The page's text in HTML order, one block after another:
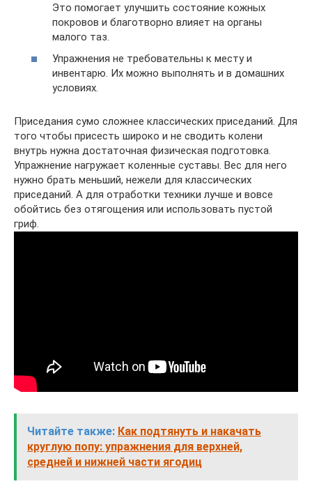
Это помогает улучшить состояние кожных
покровов и благотворно влияет на органы
малого таз.
Упражнения не требовательны к месту и
инвентарю. Их можно выполнять и в домашних
условиях.
Приседания сумо сложнее классических приседаний. Для
того чтобы присесть широко и не сводить колени
внутрь нужна достаточная физическая подготовка.
Упражнение нагружает коленные суставы. Вес для него
нужно брать меньший, нежели для классических
приседаний. А для отработки техники лучше и вовсе
обойтись без отягощения или использовать пустой
гриф.
Читайте также: Как подтянуть и накачать
круглую попу: упражнения для верхней,
средней и нижней части ягодиц